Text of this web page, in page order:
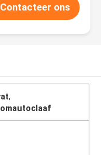
Contacteer ons
,